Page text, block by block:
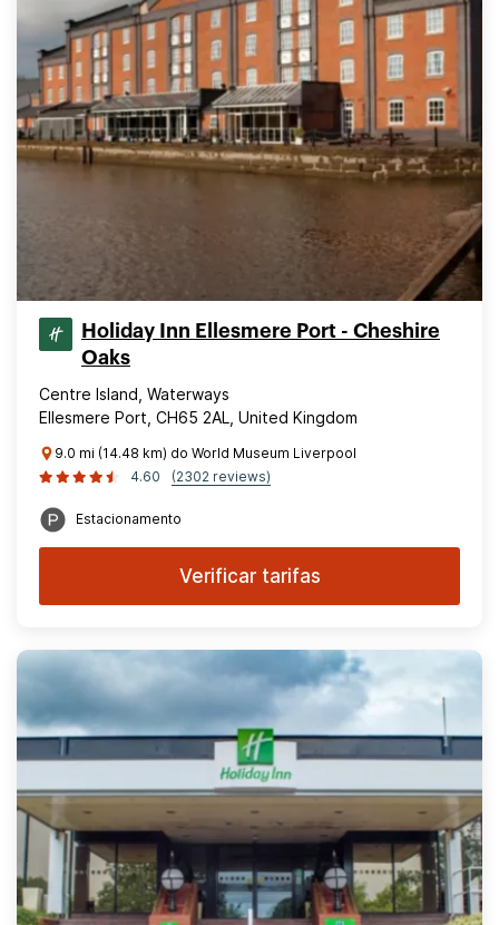
Holiday Inn Ellesmere Port - Cheshire
Oaks
Centre Island, Waterways
Ellesmere Port, CH65 2AL, United Kingdom
9.0 mi (14.48 km) do World Museum Liverpool
4.60
(2302 reviews)
Estacionamento
Verificar tarifas